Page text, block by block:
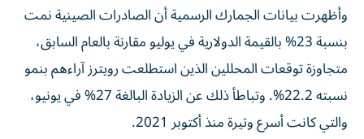
وأظهرت بيانات الجمارك الرسمية أن الصادرات الصينية نمت
بنسبة 23% بالقيمة الدولارية في يوليو مقارنة بالعام السابق،
متجاوزة توقعات المحللين الذين استطلعت رويترز آراءهم بنمو
نسبته 22.2%. وتباطأ ذلك عن الزيادة البالغة 27% في يونيو،
والتي كانت أسرع وتيرة منذ أكتوبر 2021.